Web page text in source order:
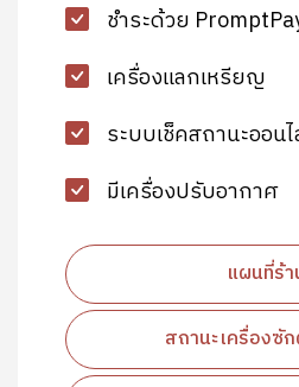
ชำระด้วย
เครื่องแลกเหรียญ
ระบบเช็คสถานะออน
มีเครื่องปรับอากาศ
แผนที่ร้
สถานะเครื่องซั